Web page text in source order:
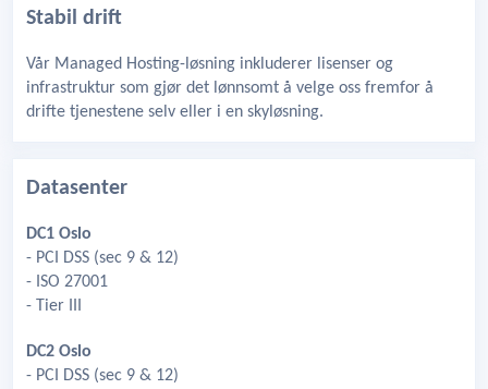
Stabil drift
Vår Managed Hosting-løsning inkluderer lisenser og
infrastruktur som gjør det lønnsomt å velge oss fremfor å
drifte tjenestene selv eller i en skyløsning.
Datasenter
DC1 Oslo
- PCI DSS (sec 9 & 12)
- ISO 27001
- Tier III
DC2 Oslo
- PCI DSS (sec 9 & 12)